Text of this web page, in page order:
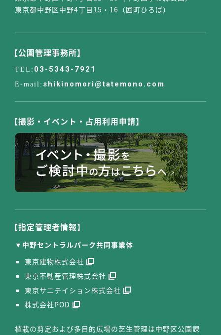
東京都中野区中野4丁目15・16（囲町ひろば）
【公園管理事務所】
03-5343-7921
shikinomori@tatemono.com
【撮影・イベント・占用利用申請】
【指定管理者情報】
中野セントラルパーク共同事業体
東京建物株式会社
東京不動産管理株式会社
東京サニテイション株式会社
株式会社POD
植栽の剪定および多目的広場の芝生管理は中野区公園課